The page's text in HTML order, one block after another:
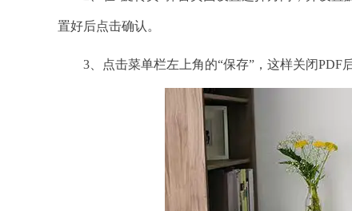
置好后点击确认。
3、点击菜单栏左上角的“保存”，这样关闭PDF